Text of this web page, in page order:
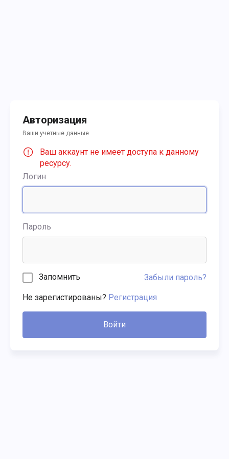
Авторизация
Ваши учетные данные
Ваш аккаунт не имеет доступа к данному
ресурсу.
Логин
Пароль
Запомнить Забыли пароль?
Не зарегистированы? Регистрация